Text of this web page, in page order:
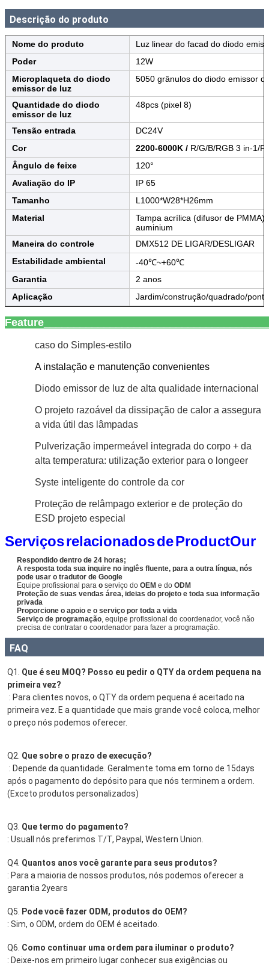
Descrição do produto
Nome do produto
Luz linear do facad do diodo
Poder
12W
Microplaqueta do diodo
emissor de luz
5050 grânulos do diodo emissor
Quantidade do diodo
emissor de luz
48pcs (pixel 8)
Tensão entrada
DC24V
Cor
2200-6000K / R/G/B/RGB 3 in-1/
Ângulo de feixe
120°
Avaliação do IP
IP 65
Tamanho
L1000*W28*H26mm
Material
Tampa acrílica (difusor de
auminium
Maneira do controle
DMX512 DE LIGAR/DESLIGAR
Estabilidade ambiental
-40℃~+60℃
Garantia
2 anos
Aplicação
Jardim/construção/quadrado/
caso do Simples-estilo
A instalação e manutenção convenientes
Diodo emissor de luz de alta qualidade internacional
O projeto razoável da dissipação de calor a assegura
a vida útil das lâmpadas
Pulverização impermeável integrada do corpo + da
alta temperatura: utilização exterior para o longeer
Syste inteligente do controle da cor
Proteção de relâmpago exterior e de proteção do
ESD projeto especial
ServiçosrelacionadosdeProductOur
Respondido dentro de 24 horas;
A resposta toda sua inquire no inglês fluente, para a outra língua, nós
pode usar o tradutor de Google
Equipe profissional para o serviço do OEM e do ODM
Proteção de suas vendas área, ideias do projeto e toda sua informação
privada
Proporcione o apoio e o serviço por toda a vida
Serviço de programação, equipe profissional do coordenador, você não
precisa de contratar o coordenador para fazer a programação.
FAQ
Q1. Que é seu MOQ? Posso eu pedir o QTY da ordem pequena na
primeira vez?
: Para clientes novos, o QTY da ordem pequena é aceitado na
primeira vez. E a quantidade que mais grande você coloca, melhor
o preço nós podemos oferecer.
Q2. Que sobre o prazo de execução?
: Depende da quantidade. Geralmente toma em torno de 15days
após o pagamento do depósito para que nós terminem a ordem.
(Exceto produtos personalizados)
Q3. Que termo do pagamento?
: Usuall nós preferimos T/T, Paypal, Western Union
Q4. Quantos anos você garante para seus produtos?
: Para a maioria de nossos produtos, nós podemos oferecer a
garantia 2years
Q5.
Pode você fazer ODM, produtos do OEM?
: Sim, o ODM, ordem do OEM é aceitado.
Q6. Como continuar uma ordem para iluminar o produto?
: Deixe-nos em primeiro lugar conhecer sua exigências ou